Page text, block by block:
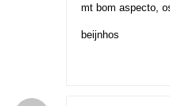
mt bom aspecto,
beijnhos